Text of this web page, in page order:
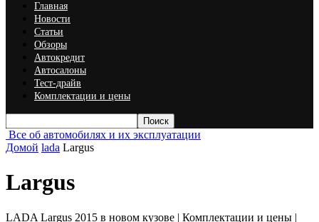
Главная
Новости
Статьи
Обзоры
Автокредит
Автосалоны
Тест-драйв
Комплектации и цены
Все об автомобилях и их эксплуатации
Домой lada Largus
Largus
LADA Largus 2015 в новом кузове | Комплектации и цены |